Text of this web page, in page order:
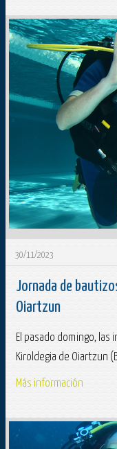
30/11/2023
Jornada de
Oiartzun
El pasado domingo, las
Kiroldegia de Oiartzun
Más información